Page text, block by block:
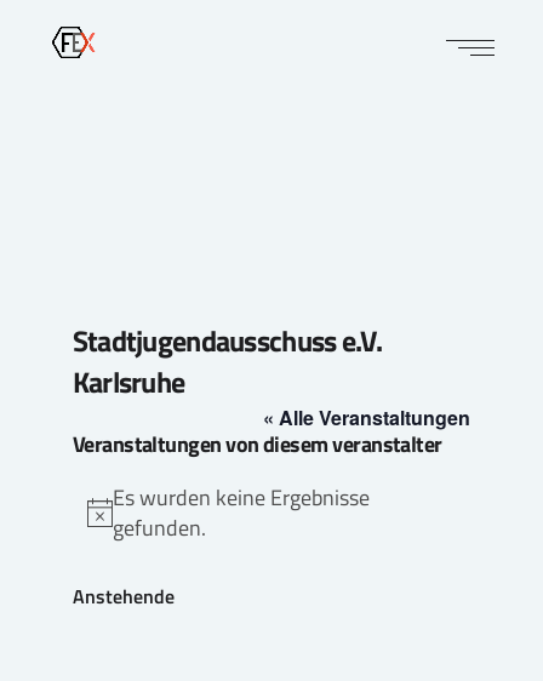
Stadtjugendausschuss e.V.
Karlsruhe
« Alle Veranstaltungen
Veranstaltungen von diesem veranstalter
Hinweis
Es wurden keine Ergebnisse
gefunden.
Anstehende